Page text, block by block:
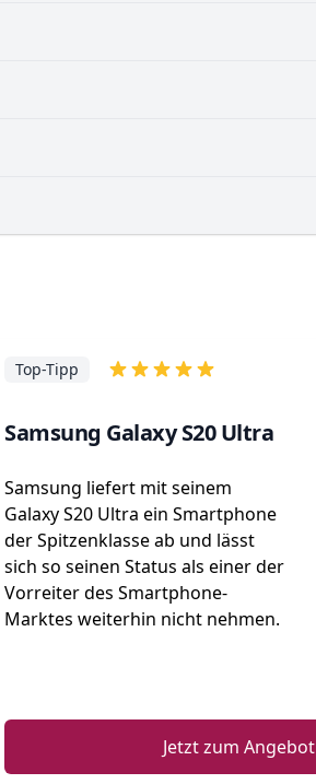
Samsung Galaxy S20 Ultra
Top-Tipp
Samsung liefert mit seinem
Galaxy S20 Ultra ein Smartphone
der Spitzenklasse ab und lässt
sich so seinen Status als einer der
Vorreiter des Smartphone-
Marktes weiterhin nicht nehmen.
Jetzt zum Angebot